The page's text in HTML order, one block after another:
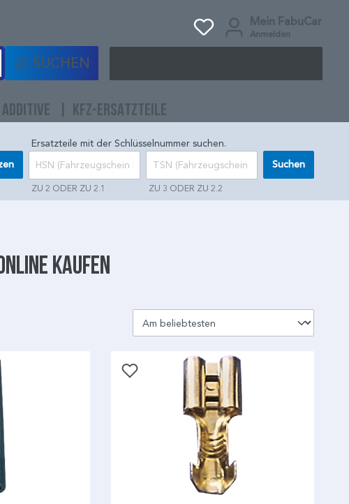
Mein FabuCar
Anmelden
SUCHEN
KFZ-ERSATZTEILE
Ersatzteile mit der Schlüsselnummer suchen.
ZU 2 ODER ZU 2.1 ZU 3 ODER ZU 2.2
Suchen
kaufen